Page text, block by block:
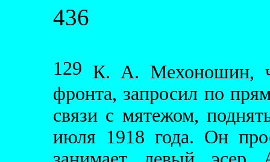
436
129 К. А. Мехоношин,
фронта, запросил по
связи с мятежом,
июля 1918 года. Он